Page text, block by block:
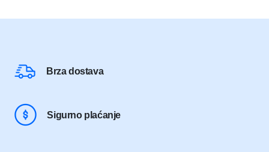
Brza dostava
Sigurno plaćanje